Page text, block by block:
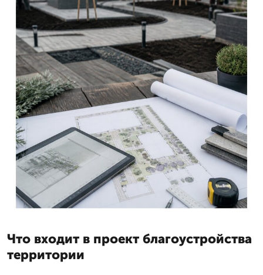
Что входит в проект благоустройства
территории